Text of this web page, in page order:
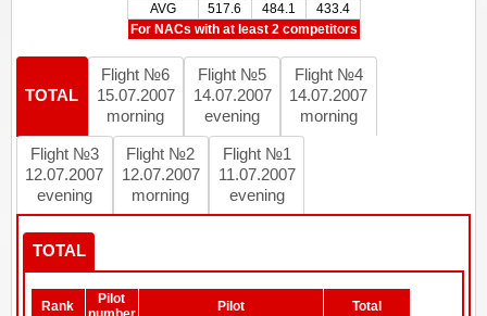
AVG
517.6 484.1
433.4
For NACs with at least 2 competitors
TOTAL
Flight №6
15.07.2007
morning
Flight №5
14.07.2007
evening
Flight №4
14.07.2007
morning
Flight №3
12.07.2007
evening
Flight №2
12.07.2007
morning
Flight №1
11.07.2007
evening
TOTAL
Rank
Pilot
Pilot
Total